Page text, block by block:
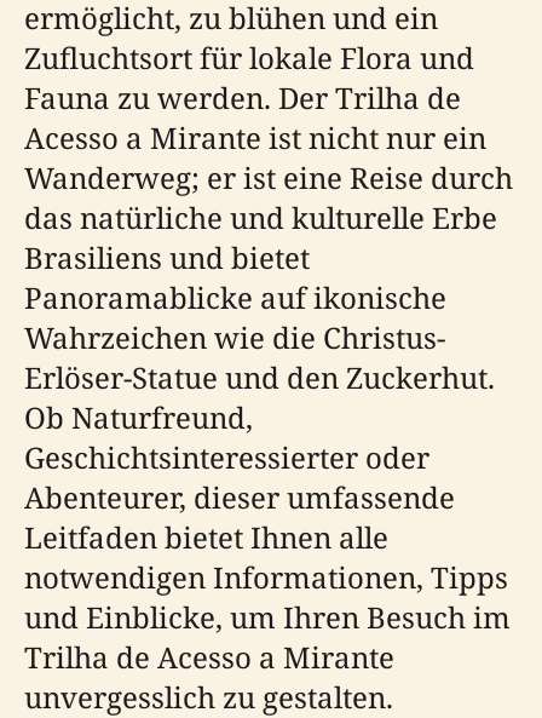
ermöglicht, zu blühen und ein
Zufluchtsort für lokale Flora und
Fauna zu werden. Der Trilha de
Acesso a Mirante ist nicht nur ein
Wanderweg; er ist eine Reise durch
das natürliche und kulturelle Erbe
Brasiliens und bietet
Panoramablicke auf ikonische
Wahrzeichen wie die Christus-
Erlöser-Statue und den Zuckerhut.
Ob Naturfreund,
Geschichtsinteressierter oder
Abenteurer, dieser umfassende
Leitfaden bietet Ihnen alle
notwendigen Informationen, Tipps
und Einblicke, um Ihren Besuch im
Trilha de Acesso a Mirante
unvergesslich zu gestalten.